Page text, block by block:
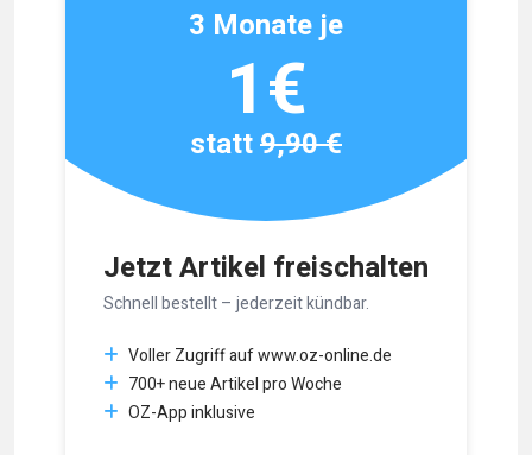
Jetzt Artikel freischalten
Schnell bestellt – jederzeit kündbar.
Voller Zugriff auf www.oz-online.de
700+ neue Artikel pro Woche
OZ-App inklusive
3 Monate je
1€
statt9,90 €